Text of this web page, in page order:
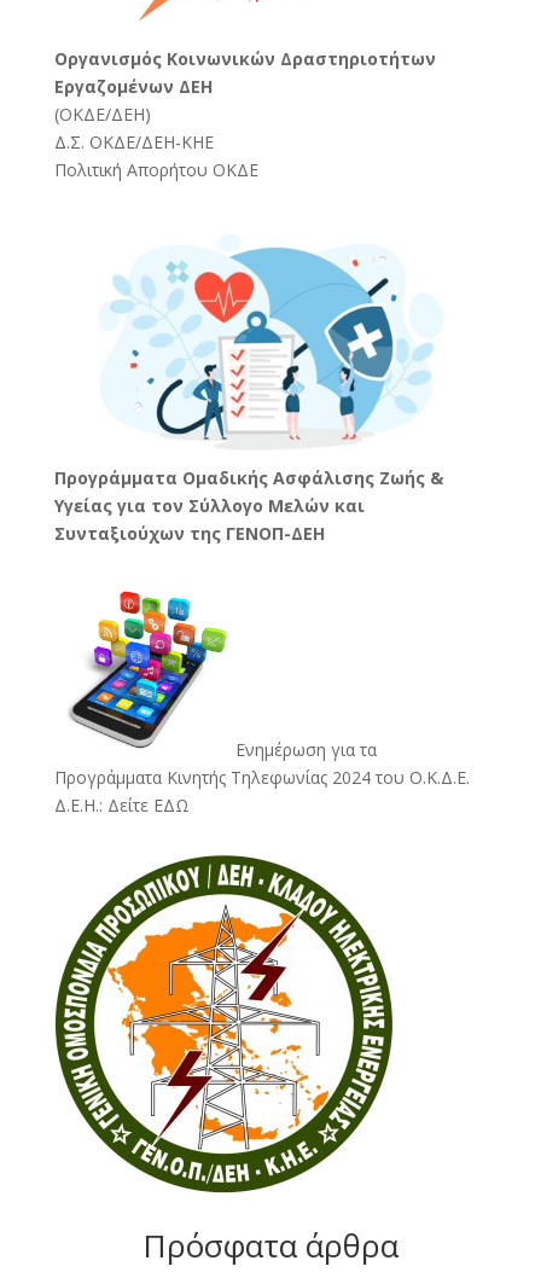
Oργανισμός Κοινωνικών Δραστηριοτήτων
Εργαζομένων ΔΕΗ
(ΟΚΔΕ/ΔΕΗ)
Δ.Σ. ΟΚΔΕ/ΔΕΗ-ΚΗΕ
Πολιτική Απορήτου ΟΚΔΕ
Προγράμματα Ομαδικής Ασφάλισης Ζωής &
Υγείας για τον Σύλλογο Μελών και
Συνταξιούχων της ΓΕΝΟΠ-ΔΕΗ
Ενημέρωση για τα
Προγράμματα Κινητής Τηλεφωνίας 2024 του Ο.Κ.Δ.Ε.
Δ.Ε.Η.: Δείτε ΕΔΩ
Πρόσφατα άρθρα